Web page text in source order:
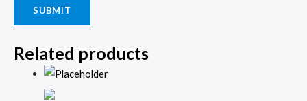
Related products